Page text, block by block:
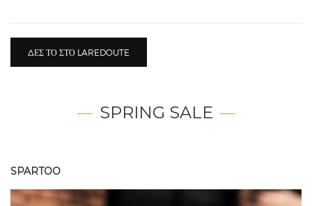
ΔΕΣ ΤΟ ΣΤΟ LAREDOUTE
SPRING SALE
SPARTOO